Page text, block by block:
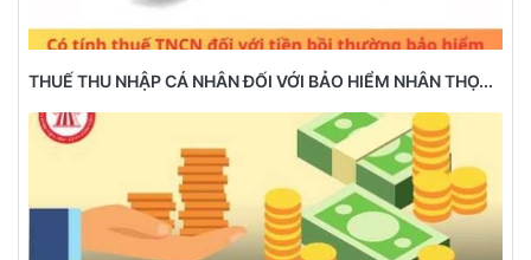
THUẾ THU NHẬP CÁ NHÂN ĐỐI VỚI BẢO HIỂM NHÂN THỌ...